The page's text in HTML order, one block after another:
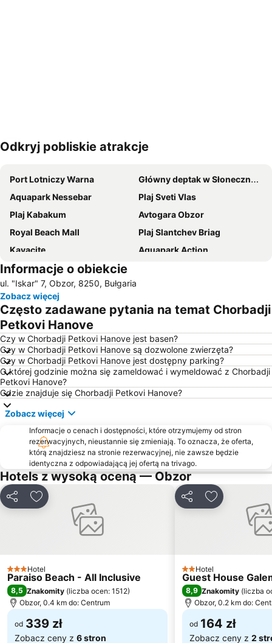
Powiększ mapę
Odkryj pobliskie atrakcje
Port Lotniczy Warna
Główny deptak w Słonecznym Brzgeu
Aquapark Nessebar
Plaj Sveti Vlas
Plaj Kabakum
Avtogara Obzor
Royal Beach Mall
Plaj Slantchev Briag
Kavacite
Aquapark Action
New Beach Sveti Vlas
Plaj Sv Sv Konstantin i Elena
Cacao Beach
Sarafovo
Marina Sozopol
Pomorie East
Nessebar - Stariat Grad
Plaża Irakli
Alley memorial sites in Bulgaria
Sveti sveti Konstantin i Elena
Sveti Stefan
Sunny Beach Karting Track
Burgas i moreto
Belite skali
Delfinarium
Rusalka
Port of Nessebar
Lazur
Cherno more
Bulgaran
Primorski Park
Bulevard Slivnitsa
Centralen plaj
Boulevard Kniaz Boris I
Akvamarin
Bridge of Burgas
Kara dere
ulitsa Kraybrezhna
Stariat grad Pomorie
Rozova dolina
Informacje o obiekcie
ul. "Iskar" 7, Obzor, 8250, Bułgaria
Zobacz więcej
Często zadawane pytania na temat Chorbadji
Petkovi Hanove
Czy w Chorbadji Petkovi Hanove jest basen?
Czy w Chorbadji Petkovi Hanove są dozwolone zwierzęta?
Czy w Chorbadji Petkovi Hanove jest dostępny parking?
O której godzinie można się zameldować i wymeldować z Chorbadji
Petkovi Hanove?
Gdzie znajduje się Chorbadji Petkovi Hanove?
Zobacz więcej
Informacje o cenach i dostępności, które otrzymujemy od stron
rezerwacyjnych, nieustannie się zmieniają. To oznacza, że oferta,
którą znajdziesz na stronie rezerwacyjnej, nie zawsze będzie
identyczna z odpowiadającą jej ofertą na trivago.
Hotels z wysoką oceną — Obzor
UdostępnijDodaj do ulubionych
3 Kategoria
Hotel
Paraiso Beach - All Inclusive
8,5 Znakomity (liczba ocen: 1512)
Obzor, 0.4 km do: Centrum
od 339 zł
Zobacz ceny z 6 stron
UdostępnijDodaj do
2 Kategoria
Hotel
Guest House
8,9 Znakomity (liczba
Obzor, 0.2 km do:
od 164 zł
Zobacz ceny z 2